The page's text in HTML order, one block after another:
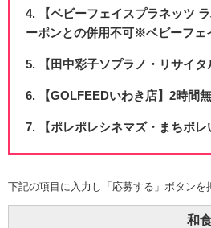
【ベビーフェイスプラネッツ
ーポンとの併用不可※ベビーフェ
【田中彩子ソプラノ・リサイ
【GOLFEEDいわき店】2時間
【ポレポレシネマズ・まちポ
下記の項目に入力し「応募する」ボタンを
和